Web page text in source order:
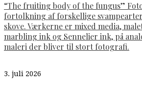
“The fruiting body of the fungus”
fortolkning af forskellige
skove. Værkerne er mixed media,
marbling ink og Sennelier ink, på
maleri der bliver til stort fotografi.
3. juli 2026